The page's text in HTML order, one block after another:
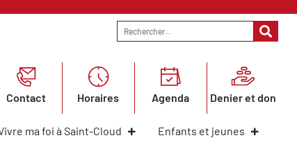
Contact Horaires Agenda Denier et don
ma foi à Saint-Cloud
Enfants et jeunes